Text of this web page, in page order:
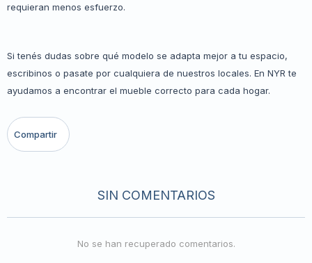
requieran menos esfuerzo.
Si tenés dudas sobre qué modelo se adapta mejor a tu espacio,
escribinos o pasate por cualquiera de nuestros locales. En NYR te
ayudamos a encontrar el mueble correcto para cada hogar.
SIN COMENTARIOS
No se han recuperado comentarios.